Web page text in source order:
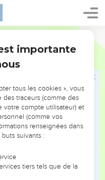
il ne me reste que les
Dieu le fait ?
être écrites, si
dans un livre !
toujours gravées dans le
qui me rachète est vivant
terre.
importante
tous les cookies », vous
traceurs (comme des
compte utilisateur) et
(comme vos
renseignées dans
suivants :
tiers tels que de la